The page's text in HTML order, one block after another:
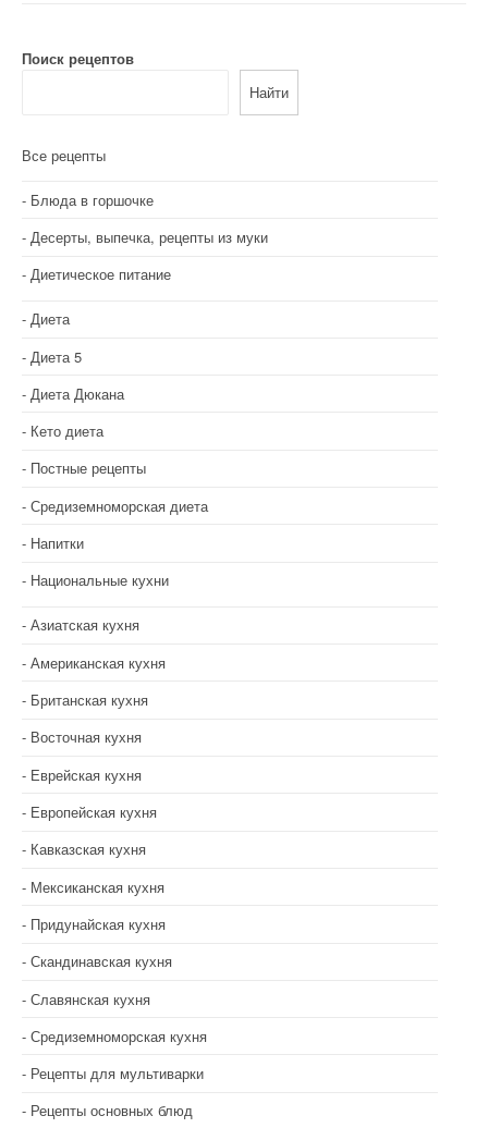
Поиск рецептов
Найти
Все рецепты
Блюда в горшочке
Десерты, выпечка, рецепты из муки
Диетическое питание
Диета
Диета 5
Диета Дюкана
Кето диета
Постные рецепты
Средиземноморская диета
Напитки
Национальные кухни
Азиатская кухня
Американская кухня
Британская кухня
Восточная кухня
Еврейская кухня
Европейская кухня
Кавказская кухня
Мексиканская кухня
Придунайская кухня
Скандинавская кухня
Славянская кухня
Средиземноморская кухня
Рецепты для мультиварки
Рецепты основных блюд